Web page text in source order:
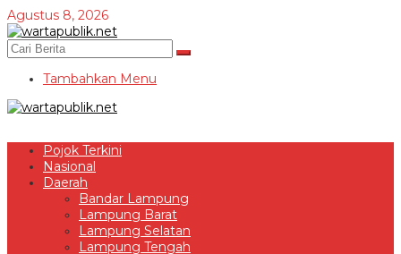
Lewati
ke
konten
Agustus 8, 2026
Tambahkan Menu
Pojok Terkini
Nasional
Daerah
Bandar Lampung
Lampung Barat
Lampung Selatan
Lampung Tengah